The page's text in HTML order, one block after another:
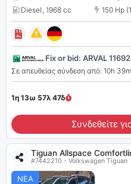
Diesel, 1968 cc 150 Hp
Fix or bid: ARVAL
Σε απευθείας σύνδεση από: 10h
1η 13ω 57λ 46δ
Συνδεθείτε
Tiguan Allspace
#7442210 - Volkswagen Tiguan
ΝΕΑ